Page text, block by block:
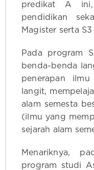
predikat A
pendidikan
Magister serta
Pada program
benda-benda
penerapan
langit,
alam semesta
(ilmu yang
sejarah alam
Menariknya,
program studi